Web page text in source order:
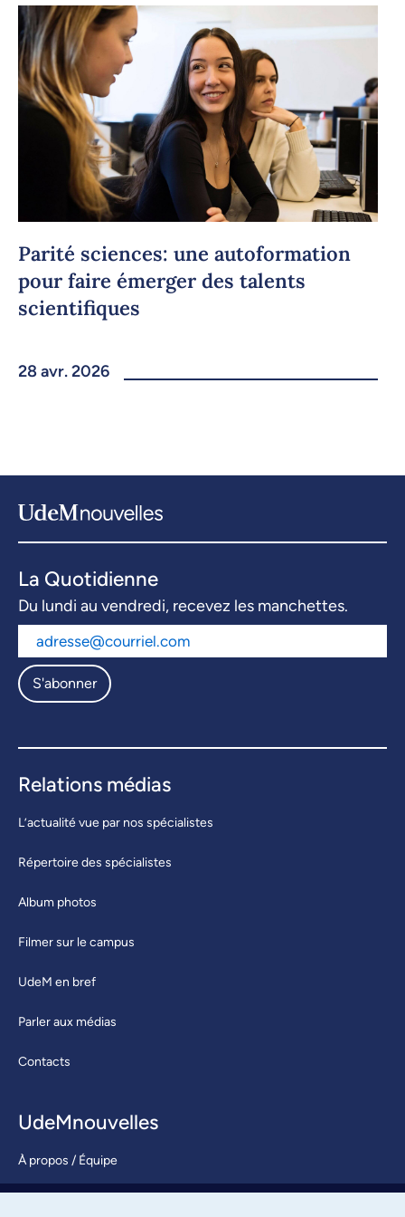
Copier le lien
Parité sciences: une autoformation
pour faire émerger des talents
scientifiques
28 avr. 2026
La Quotidienne
Du lundi au vendredi, recevez les manchettes.
S'abonner
Relations médias
L’actualité vue par nos spécialistes
Répertoire des spécialistes
Album photos
Filmer sur le campus
UdeM en bref
Parler aux médias
Contacts
UdeMnouvelles
À propos / Équipe